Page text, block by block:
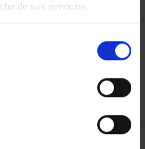
de sus servicios.